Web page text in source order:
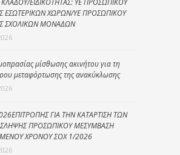
ΕΣΩΤΕΡΙΚΩΝ ΧΩΡΩΝ/ΥΕ ΠΡΟΣΩΠΙΚΟΥ
ΣΧΟΛΙΚΩΝ ΜΟΝΑΔΩΝ
μίσθωσης ακινήτου για τη
μεταφόρτωσης της ανακύκλωσης
ΓΙΑ ΤΗΝ ΚΑΤΑΡΤΙΣΗ ΤΩΝ
ΠΡΟΣΩΠΙΚΟΥ ΜΕΣΥΜΒΑΣΗ
ΧΡΟΝΟΥ ΣΟΧ 1/2026